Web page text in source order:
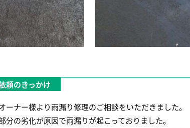
頼のきっかけ
ーナー様より雨漏り修理のご相談をいただきました。
分の劣化が原因で雨漏りが起こっておりました。